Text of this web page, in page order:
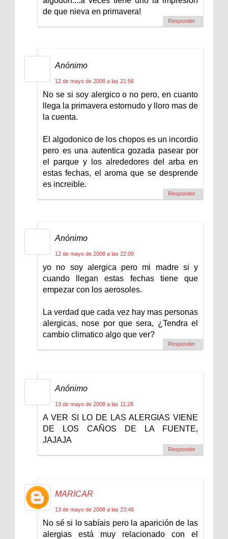
de que nieva en primavera!
Responder
Anónimo
12 de mayo de 2008 a las 21:56
No se si soy alergico o no pero, en cuanto
llega la primavera estornudo y lloro mas de
la cuenta.
El algodonico de los chopos es un incordio
pero es una autentica gozada pasear por
el parque y los alrededores del arba en
estas fechas, el aroma que se desprende
es increible.
Responder
Anónimo
12 de mayo de 2008 a las 22:00
yo no soy alergica pero mi madre si y
cuando llegan estas fechas tiene que
empezar con los aerosoles.
La verdad que cada vez hay mas personas
alergicas, nose por que sera, ¿Tendra el
cambio climatico algo que ver?
Responder
Anónimo
13 de mayo de 2008 a las 11:28
A VER SI LO DE LAS ALERGIAS VIENE
DE LOS CAÑOS DE LA FUENTE,
JAJAJA
Responder
MARICAR
13 de mayo de 2008 a las 23:48
No sé si lo sabíais pero la aparición de las
alergias está muy relacionado con el